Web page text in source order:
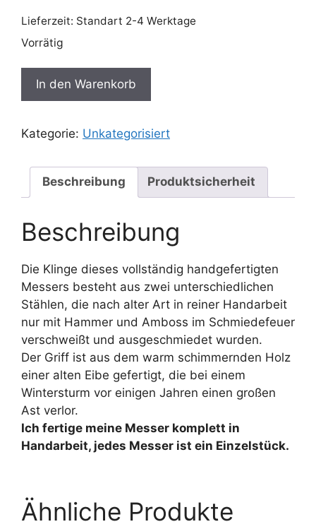
Lieferzeit: Standart 2-4 Werktage
Vorrätig
Messer
Küchenmesser
Damast
Menge
In den Warenkorb
Kategorie: Unkategorisiert
Beschreibung Produktsicherheit
Beschreibung
Die Klinge dieses vollständig handgefertigten
Messers besteht aus zwei unterschiedlichen
Stählen, die nach alter Art in reiner Handarbeit
nur mit Hammer und Amboss im Schmiedefeuer
verschweißt und ausgeschmiedet wurden.
Der Griff ist aus dem warm schimmernden Holz
einer alten Eibe gefertigt, die bei einem
Wintersturm vor einigen Jahren einen großen
Ast verlor.
Ich fertige meine Messer komplett in
Handarbeit, jedes Messer ist ein Einzelstück.
Ähnliche Produkte